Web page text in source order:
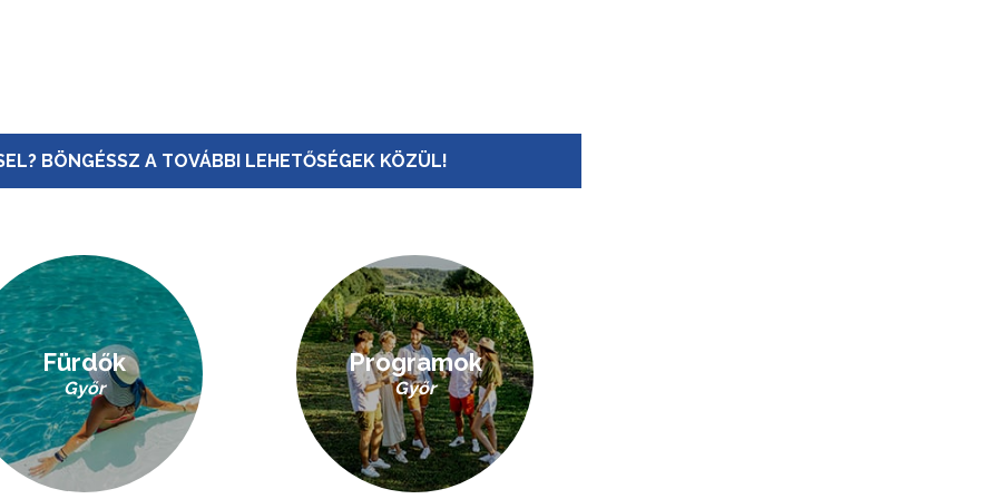
BÖNGÉSSZ A TOVÁBBI LEHETŐSÉGEK KÖZÜL!
Fürdők
Győr
Programok
Győr